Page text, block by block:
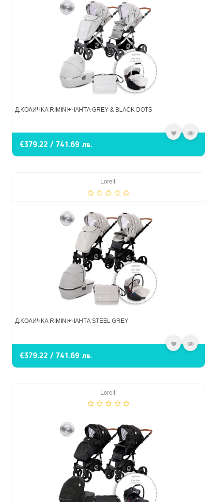
Д.КОЛИЧКА RIMINI+ЧАНТА GREY & BLACK DOTS
€379.22 / 741.69 лв.
Lorelli
Д.КОЛИЧКА RIMINI+ЧАНТА STEEL GREY
€379.22 / 741.69 лв.
Lorelli